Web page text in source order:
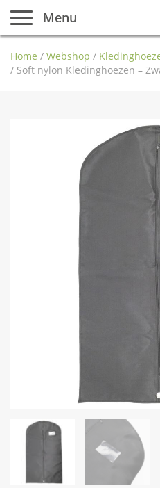
Menu
Home / Webshop /
/ Soft nylon Kledinghoezen –